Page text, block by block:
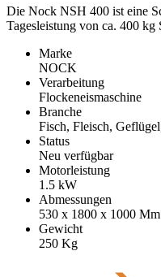
Die Nock NSH 400 ist eine
Tagesleistung von ca. 400 kg
Marke
NOCK
Verarbeitung
Flockeneismaschine
Branche
Fisch, Fleisch,
Status
Neu verfügbar
Motorleistung
1.5 kW
Abmessungen
530 x 1800 x 1000 Mm
Gewicht
250 Kg